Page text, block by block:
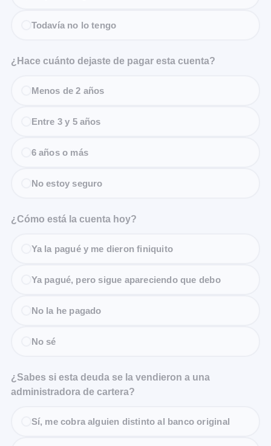
Todavía no lo tengo
¿Hace cuánto dejaste de pagar esta cuenta?
Menos de 2 años
Entre 3 y 5 años
6 años o más
No estoy seguro
¿Cómo está la cuenta hoy?
Ya la pagué y me dieron finiquito
Ya pagué, pero sigue apareciendo que debo
No la he pagado
No sé
¿Sabes si esta deuda se la vendieron a una
administradora de cartera?
Sí, me cobra alguien distinto al banco original